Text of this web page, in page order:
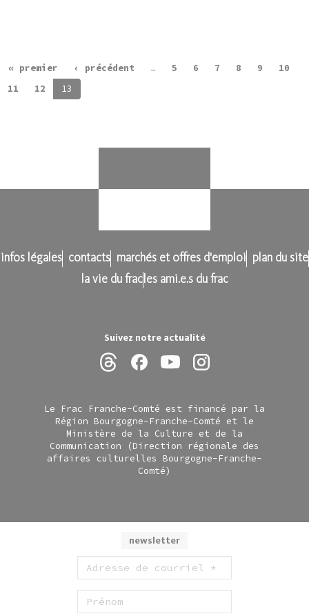
Suivez notre actualité
newsletter
« premier ‹ précédent … 5 6 7 8 9
10
11
12 13
infos légales contacts marchés et offres d'emploi
plan du site
la vie du frac les ami.e.s du frac
Le Frac Franche-Comté est financé par la
Région Bourgogne-Franche-Comté et le
Ministère de la Culture et de la
Communication (Direction régionale des
affaires culturelles Bourgogne-Franche-
Comté)